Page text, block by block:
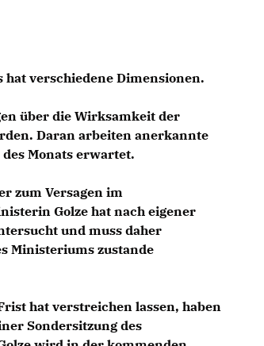
verschiedene Dimensionen.
über die Wirksamkeit der
Daran arbeiten anerkannte
Monats erwartet.
zum Versagen im
Golze hat nach eigener
und muss daher
Ministeriums zustande
hat verstreichen lassen, haben
Sondersitzung des